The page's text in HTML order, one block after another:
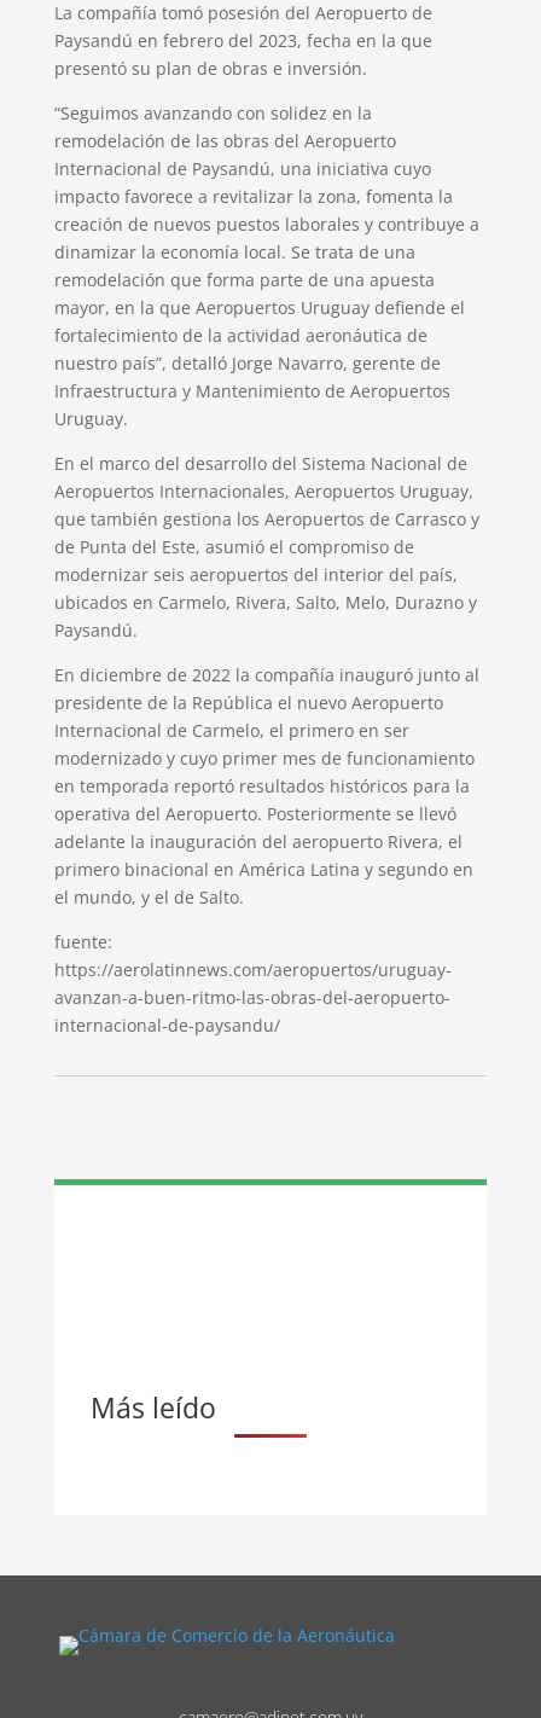
La compañía tomó posesión del Aeropuerto de
Paysandú en febrero del 2023, fecha en la que
presentó su plan de obras e inversión.
“Seguimos avanzando con solidez en la
remodelación de las obras del Aeropuerto
Internacional de Paysandú, una iniciativa cuyo
impacto favorece a revitalizar la zona, fomenta la
creación de nuevos puestos laborales y contribuye a
dinamizar la economía local. Se trata de una
remodelación que forma parte de una apuesta
mayor, en la que Aeropuertos Uruguay defiende el
fortalecimiento de la actividad aeronáutica de
nuestro país”, detalló Jorge Navarro, gerente de
Infraestructura y Mantenimiento de Aeropuertos
Uruguay.
En el marco del desarrollo del Sistema Nacional de
Aeropuertos Internacionales, Aeropuertos Uruguay,
que también gestiona los Aeropuertos de Carrasco y
de Punta del Este, asumió el compromiso de
modernizar seis aeropuertos del interior del país,
ubicados en Carmelo, Rivera, Salto, Melo, Durazno y
Paysandú.
En diciembre de 2022 la compañía inauguró junto al
presidente de la República el nuevo Aeropuerto
Internacional de Carmelo, el primero en ser
modernizado y cuyo primer mes de funcionamiento
en temporada reportó resultados históricos para la
operativa del Aeropuerto. Posteriormente se llevó
adelante la inauguración del aeropuerto Rivera, el
primero binacional en América Latina y segundo en
el mundo, y el de Salto.
fuente:
https://aerolatinnews.com/aeropuertos/uruguay-
avanzan-a-buen-ritmo-las-obras-del-aeropuerto-
internacional-de-paysandu/
Más leído